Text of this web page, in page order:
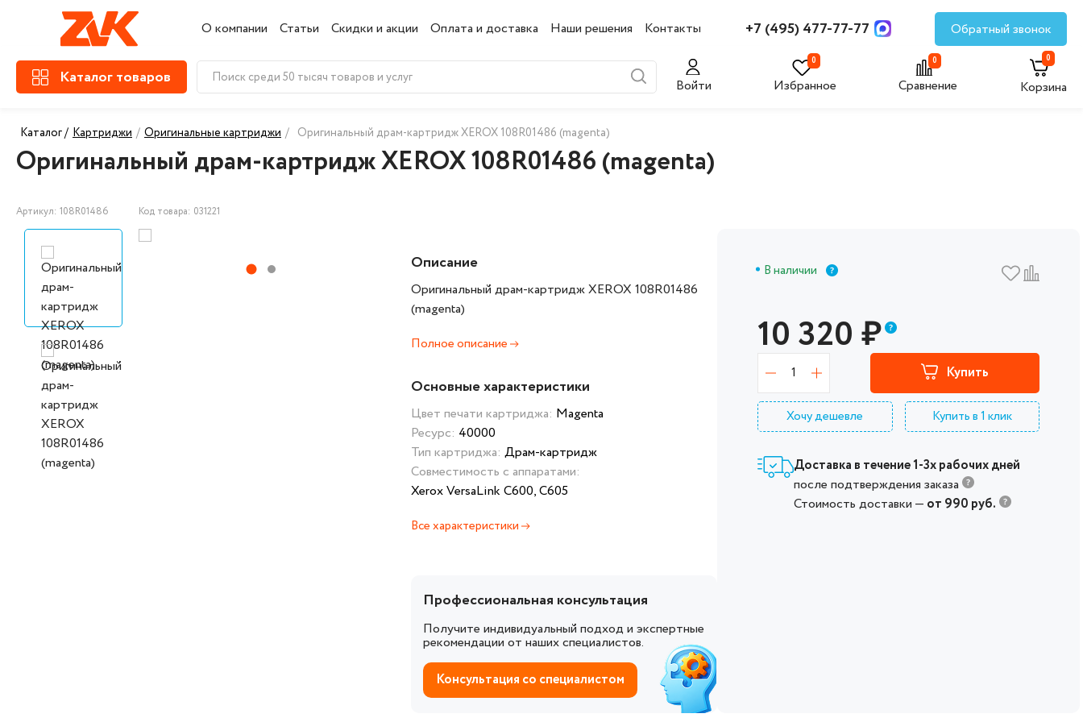
О компании Статьи Скидки и акции Оплата и доставка Наши решения Контакты +7 (495) 477-77-77 Обратный звонок
Каталог товаров Войти
0
Избранное
0
Сравнение
0
Корзина
Каталог / Картриджи / Оригинальные картриджи / Оригинальный драм-картридж XEROX 108R01486 (magenta)
Оригинальный драм-картридж XEROX 108R01486 (magenta)
Артикул: 108R01486 Код товара: 031221
Описание
Оригинальный драм-картридж XEROX 108R01486
(magenta)
Полное описание
Основные характеристики
Цвет печати картриджа: Magenta
Ресурс: 40000
Тип картриджа: Драм-картридж
Совместимость с аппаратами:
Xerox VersaLink C600, C605
Все характеристики
Профессиональная консультация
Получите индивидуальный подход и экспертные
рекомендации от наших специалистов.
Консультация со специалистом
В наличии
10 320₽
1 Купить
Хочу дешевле Купить в 1 клик
Доставка в течение 1-3х рабочих дней
после подтверждения заказа
Стоимость доставки — от 990 руб.